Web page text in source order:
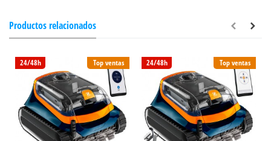
Productos relacionados
Top ventas
24/48h Top ventas
24/48h